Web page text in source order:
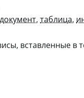
документ, таблица,
вставленные в